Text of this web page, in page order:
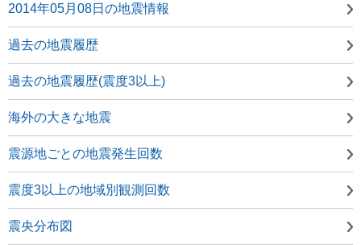
2014年05月08日の地震情報
過去の地震履歴
過去の地震履歴(震度3以上)
海外の大きな地震
震源地ごとの地震発生回数
震度3以上の地域別観測回数
震央分布図